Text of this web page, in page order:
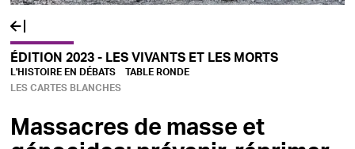
ÉDITION 2023 - LES VIVANTS ET LES MORTS
L'HISTOIRE EN DÉBATS
TABLE RONDE
LES CARTES BLANCHES
Massacres de masse et